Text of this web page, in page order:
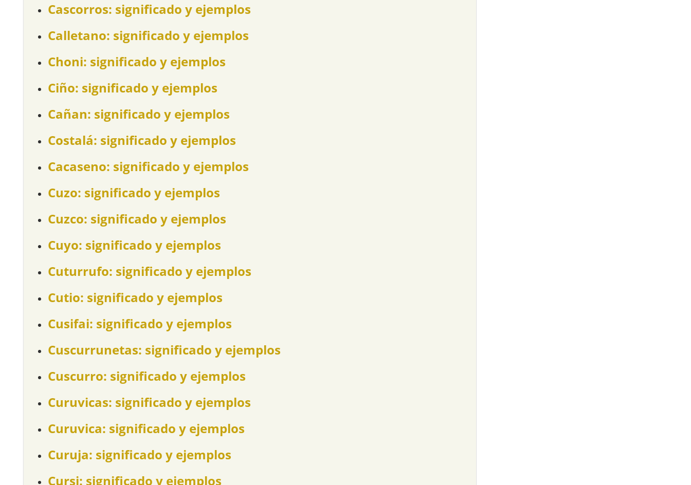
Cascorros: significado y ejemplos
Calletano: significado y ejemplos
Choni: significado y ejemplos
Ciño: significado y ejemplos
Cañan: significado y ejemplos
Costalá: significado y ejemplos
Cacaseno: significado y ejemplos
Cuzo: significado y ejemplos
Cuzco: significado y ejemplos
Cuyo: significado y ejemplos
Cuturrufo: significado y ejemplos
Cutio: significado y ejemplos
Cusifai: significado y ejemplos
Cuscurrunetas: significado y ejemplos
Cuscurro: significado y ejemplos
Curuvicas: significado y ejemplos
Curuvica: significado y ejemplos
Curuja: significado y ejemplos
Cursi: significado y ejemplos